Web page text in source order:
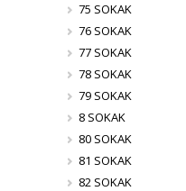
75 SOKAK
76 SOKAK
77 SOKAK
78 SOKAK
79 SOKAK
8 SOKAK
80 SOKAK
81 SOKAK
82 SOKAK